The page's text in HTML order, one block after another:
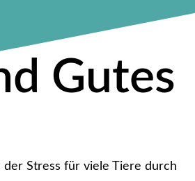
Gutes
Stress für viele Tiere durch